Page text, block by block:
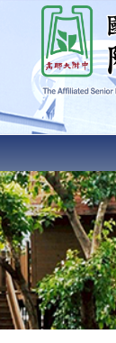
內
容
國立高雄師
High